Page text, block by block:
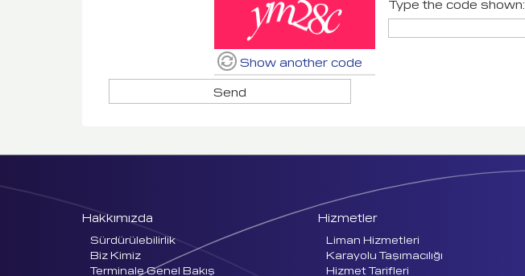
Type the code shown:
Show another code
Send
Hakkımızda
Sürdürülebilirlik
Biz Kimiz
Terminale Genel Bakış
Hizmetler
Liman Hizmetleri
Karayolu Taşımacılığı
Hizmet Tarifleri